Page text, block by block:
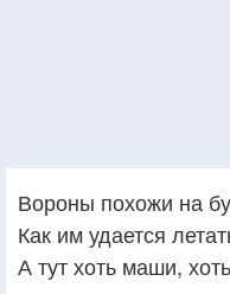
Вороны похожи на
Как им удается
А тут хоть маши,